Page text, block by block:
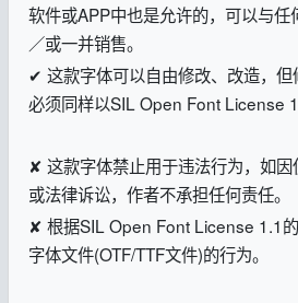
软件或APP中也是允许的，可以与任
／或一并销售。
✔ 这款字体可以自由修改、改造，
必须同样以SIL Open Font License
✘ 这款字体禁止用于违法行为，如
或法律诉讼，作者不承担任何责任。
✘ 根据SIL Open Font License 1.1
字体文件(OTF/TTF文件)的行为。